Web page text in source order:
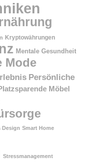
Kryptowährungen
Mentale Gesundheit
Mode
Persönliche
Möbel
Design Smart Home
Stressmanagement